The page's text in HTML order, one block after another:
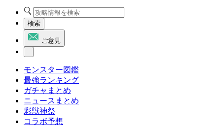
検索
ご意見
モンスター図鑑
最強ランキング
ガチャまとめ
ニュースまとめ
彩獣神祭
コラボ予想